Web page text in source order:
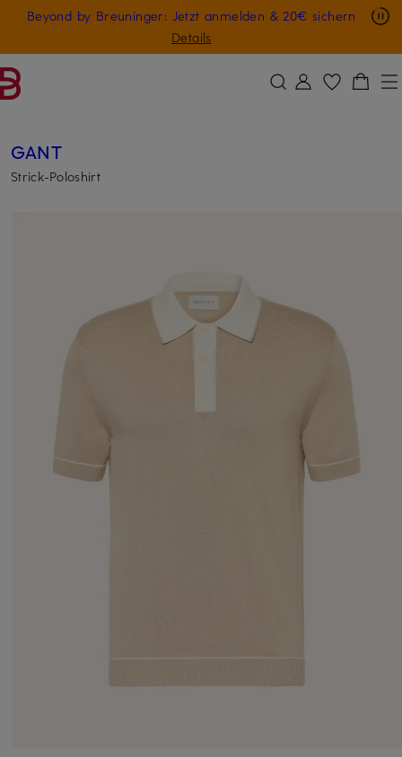
ZUM HAUPTINHALT ÜBERSPRINGEN
Beyond by Breuninger: Jetzt anmelden & 20€ sichern
Details
Nur in der App: -10 € auf digitale Geschenkkarten
GESCHENK20
GANT
Strick-Poloshirt